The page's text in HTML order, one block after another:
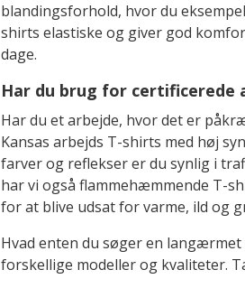
blandingsforhold, hvor du
shirts elastiske og giver god
dage.
Har du brug for certificerede
Har du et arbejde, hvor det er
Kansas arbejds T-shirts med høj
farver og reflekser er du synlig i
har vi også flammehæmmende T-
for at blive udsat for varme, ild og
Hvad enten du søger en
forskellige modeller og kvaliteter.